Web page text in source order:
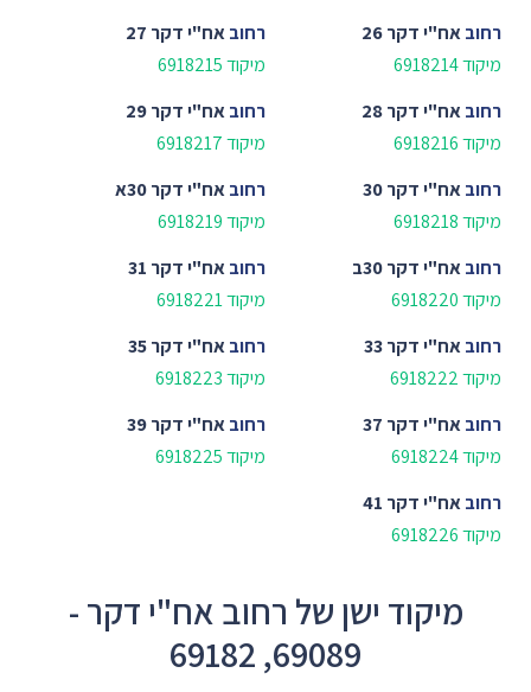
רחובאח"י דקר 26
מיקוד 6918214
רחובאח"י דקר 27
מיקוד 6918215
רחובאח"י דקר 28
מיקוד 6918216
רחובאח"י דקר 29
מיקוד 6918217
רחובאח"י דקר 30
מיקוד 6918218
רחובאח"י דקר 30א
מיקוד 6918219
רחובאח"י דקר 30ב
מיקוד 6918220
רחובאח"י דקר 31
מיקוד 6918221
רחובאח"י דקר 33
מיקוד 6918222
רחובאח"י דקר 35
מיקוד 6918223
רחובאח"י דקר 37
מיקוד 6918224
רחובאח"י דקר 39
מיקוד 6918225
רחובאח"י דקר 41
מיקוד 6918226
מיקוד ישן של רחוב אח"י דקר -
69089, 69182